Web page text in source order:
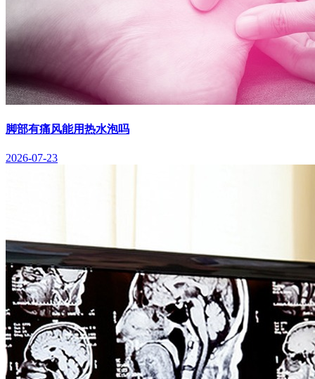
脚部有痛风能用热水泡吗
2026-07-23